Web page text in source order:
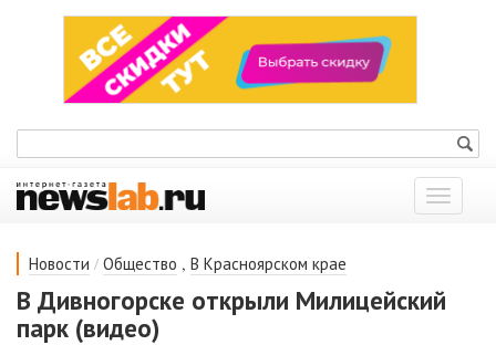
Показать
меню
Новости / Общество , В Красноярском крае
В Дивногорске открыли Милицейский
парк (видео)